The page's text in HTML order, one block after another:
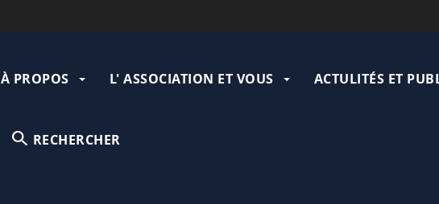
principale
À PROPOS L' ASSOCIATION ET VOUS ACTULITÉS ET
RECHERCHER